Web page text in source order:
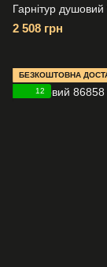
Гарнітур
2 508 грн
БЕЗКОШТОВНА
12